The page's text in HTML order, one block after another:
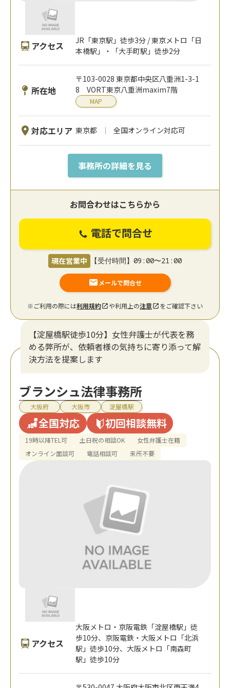
アクセス
JR「東京駅」徒歩3分 / 東京メトロ「日
本橋駅」・「大手町駅」徒歩2分
所在地
〒103-0028 東京都中央区八重洲1-3-1
8 VORT東京八重洲maxim7階
MAP
対応エリア 東京都 全国オンライン対応可
事務所の詳細を見る
お問合わせはこちらから
電話で問合せ
現在営業中 【受付時間】09:00〜21:00
メールで問合せ
※ご利用の際には利用規約 や利用上の注意 をご確認下さい
【淀屋橋駅徒歩10分】女性弁護士が代表を務
める弊所が、依頼者様の気持ちに寄り添って解
決方法を提案します
ブランシュ法律事務所
大阪府 大阪市 淀屋橋駅
全国対応 初回相談無料
19時以降TEL可 土日祝の相談OK
女性弁護士在籍
オンライン面談可
電話相談可 来所不要
アクセス
大阪メトロ・京阪電鉄「淀屋橋駅」徒
歩10分、京阪電鉄・大阪メトロ「北浜
駅」徒歩10分、大阪メトロ「南森町
駅」徒歩10分